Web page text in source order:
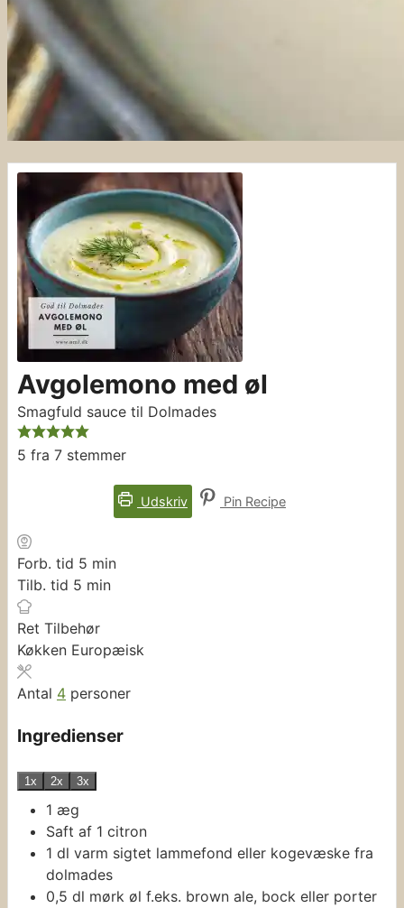
Avgolemono med øl
Smagfuld sauce til Dolmades
5 fra 7 stemmer
Udskriv Pin Recipe
Forb. tid 5 minutter
min
Tilb. tid 5 minutter
min
Ret Tilbehør
Køkken Europæisk
Antal 4 personer
Ingredienser
1x 2x 3x
1 æg
Saft af 1 citron
1 dl varm sigtet lammefond eller kogevæske fra
dolmades
0,5 dl mørk øl f.eks. brown ale, bock eller porter